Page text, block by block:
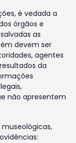
é vedada a
órgãos e
as
devem ser
agentes
da
não apresentem